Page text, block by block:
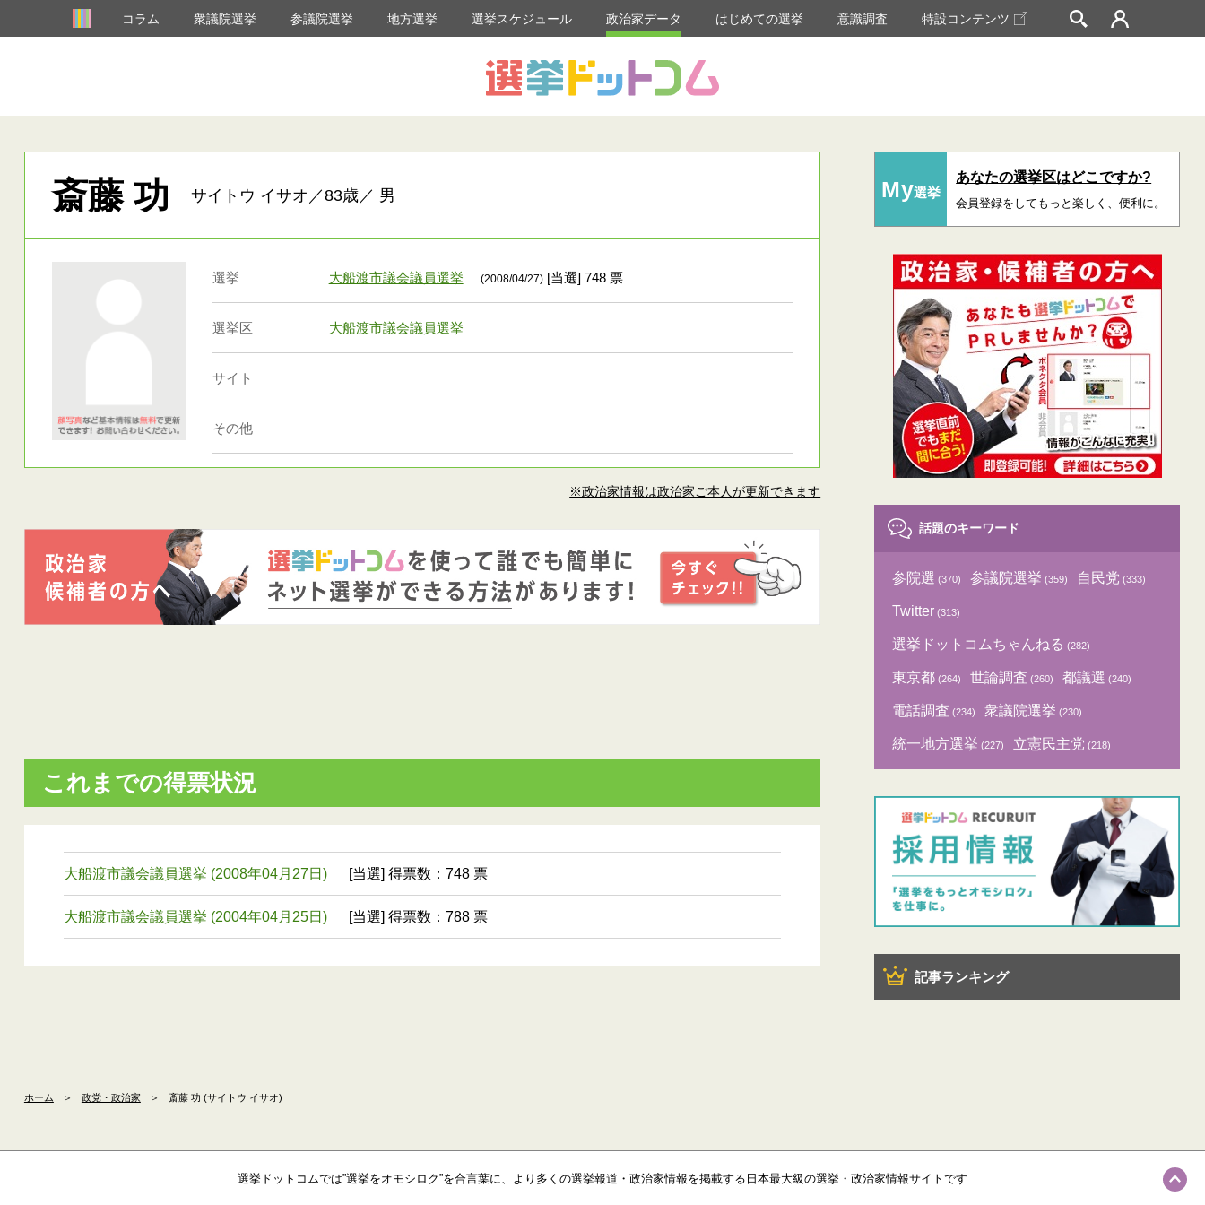
コラム 衆議院選挙 参議院選挙 地方選挙 選挙スケジュール 政治家データ はじめての選挙 意識調査 特設コンテンツ
斎藤 功 サイトウ イサオ／83歳／ 男
選挙 大船渡市議会議員選挙 (2008/04/27)[当選] 748 票
選挙区 大船渡市議会議員選挙
サイト
その他
※政治家情報は政治家ご本人が更新できます
これまでの得票状況
大船渡市議会議員選挙 (2008年04月27日) [当選] 得票数：748 票
大船渡市議会議員選挙 (2004年04月25日) [当選] 得票数：788 票
My選挙
あなたの選挙区はどこですか?
会員登録をしてもっと楽しく、便利に。
話題のキーワード
参院選 (370) 参議院選挙 (359) 自民党 (333)
Twitter (313)
選挙ドットコムちゃんねる (282)
東京都 (264) 世論調査 (260) 都議選 (240)
電話調査 (234) 衆議院選挙 (230)
統一地方選挙 (227) 立憲民主党 (218)
記事ランキング
ホーム ＞ 政党・政治家 ＞ 斎藤 功 (サイトウ イサオ)
選挙ドットコムでは”選挙をオモシロク”を合言葉に、より多くの選挙報道・政治家情報を掲載する日本最大級の選挙・政治家情報サイトです